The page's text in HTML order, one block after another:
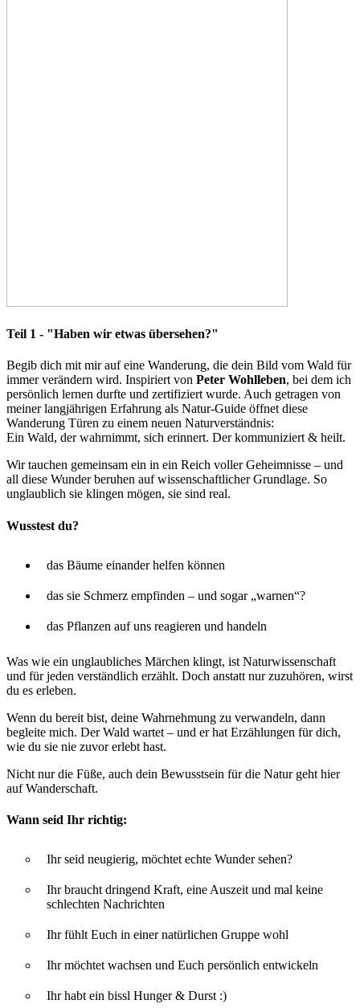
Teil 1 - "Haben wir etwas übersehen?"
Begib dich mit mir auf eine Wanderung, die dein Bild vom Wald für
immer verändern wird. Inspiriert von Peter Wohlleben, bei dem ich
persönlich lernen durfte und zertifiziert wurde. Auch getragen von
meiner langjährigen Erfahrung als Natur-Guide öffnet diese
Wanderung Türen zu einem neuen Naturverständnis:
Ein Wald, der wahrnimmt, sich erinnert. Der kommuniziert & heilt.
Wir tauchen gemeinsam ein in ein Reich voller Geheimnisse – und
all diese Wunder beruhen auf wissenschaftlicher Grundlage. So
unglaublich sie klingen mögen, sie sind real.
Wusstest du?
das Bäume einander helfen können
das sie Schmerz empfinden – und sogar „warnen“?
das Pflanzen auf uns reagieren und handeln
Was wie ein unglaubliches Märchen klingt, ist Naturwissenschaft
und für jeden verständlich erzählt. Doch anstatt nur zuzuhören, wirst
du es erleben.
Wenn du bereit bist, deine Wahrnehmung zu verwandeln, dann
begleite mich. Der Wald wartet – und er hat Erzählungen für dich,
wie du sie nie zuvor erlebt hast.
Nicht nur die Füße, auch dein Bewusstsein für die Natur geht hier
auf Wanderschaft.
Wann seid Ihr richtig:
Ihr seid neugierig, möchtet echte Wunder sehen?
Ihr braucht dringend Kraft, eine Auszeit und mal keine
schlechten Nachrichten
Ihr fühlt Euch in einer natürlichen Gruppe wohl
Ihr möchtet wachsen und Euch persönlich entwickeln
Ihr habt ein bissl Hunger & Durst :)